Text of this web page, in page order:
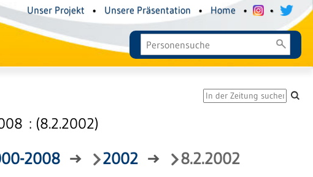
Unser Projekt • Unsere Präsentation • Home • •
: (8.2.2002)
2008 → 2002 → 8.2.2002